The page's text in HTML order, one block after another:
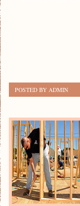
POSTED BY ADMIN